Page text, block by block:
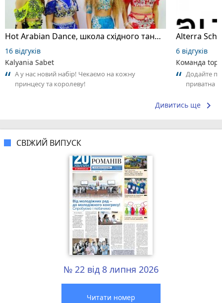
Hot Arabian Dance, школа східного танцю
16 відгуків
Kalyania Sabet
А у нас новий набір! Чекаємо на кожну
принцесу та королеву!
6 відгуків
Команда
Додайте
приватна
Дивитись ще keyboard_arrow_right
СВІЖИЙ ВИПУСК
№ 22 від 8 липня 2026
Читати номер